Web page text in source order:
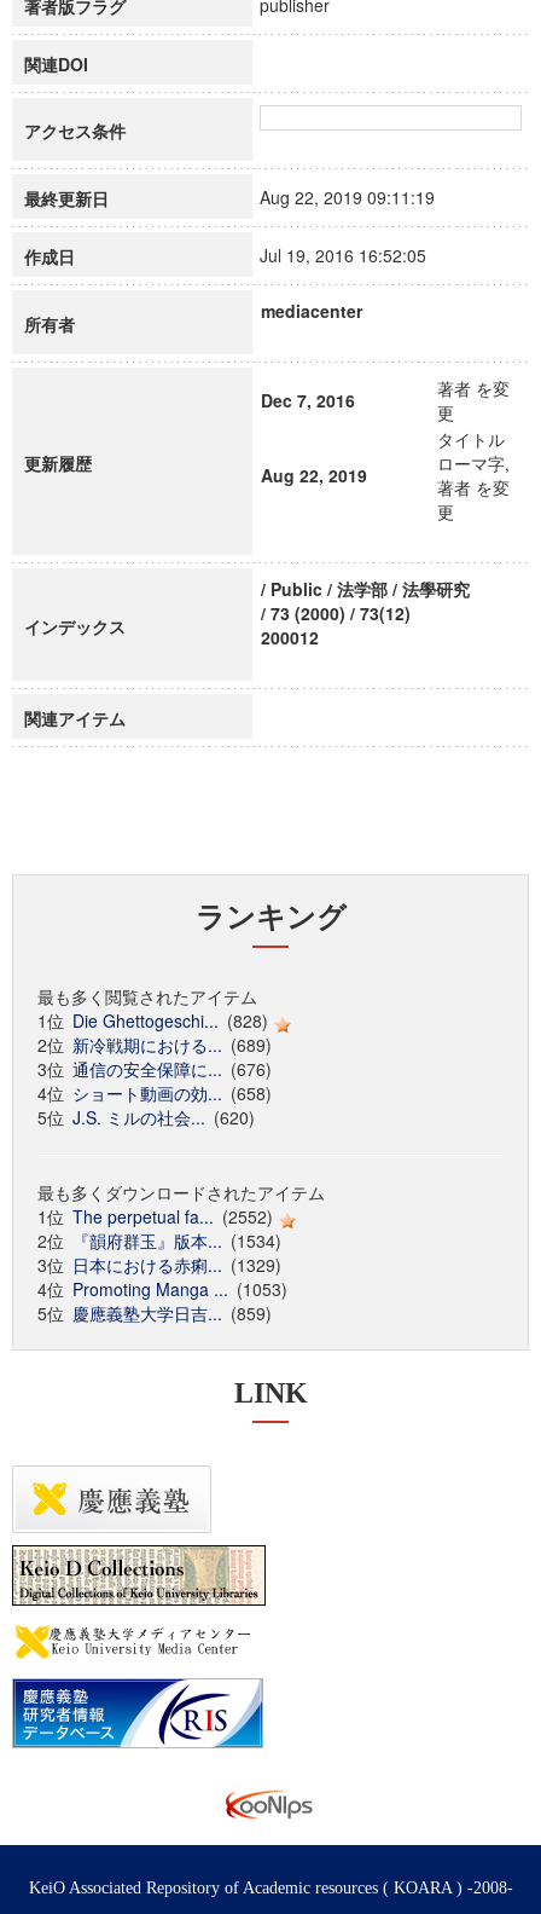
著者版フラグ publisher
関連DOI
アクセス条件
最終更新日 Aug 22, 2019 09:11:19
作成日 Jul 19, 2016 16:52:05
所有者
mediacenter
更新履歴
Dec 7, 2016
著者 を変
更
Aug 22, 2019
タイトル
ローマ字,
著者 を変
更
インデックス
/ Public / 法学部 / 法學研究
/ 73 (2000) / 73(12)
200012
関連アイテム
ランキング
最も多く閲覧されたアイテム
1位 Die Ghettogeschi... (828)
2位 新冷戦期における... (689)
3位 通信の安全保障に... (676)
4位 ショート動画の効... (658)
5位 J.S. ミルの社会... (620)
最も多くダウンロードされたアイテム
1位 The perpetual fa... (2552)
2位
『韻府群玉』版本... (1534)
3位 日本における赤痢... (1329)
4位 Promoting Manga ... (1053)
5位 慶應義塾大学日吉... (859)
LINK
KeiO Associated Repository of Academic resources ( KOARA ) -2008-